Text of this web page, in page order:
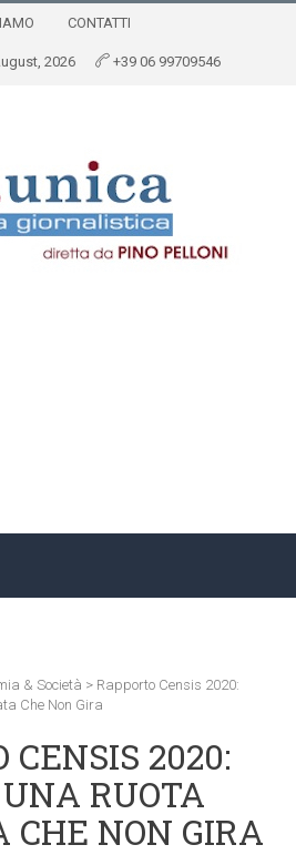
CONTATTI
2026 +39 06 99709546
& Società > Rapporto Censis 2020:
Che Non Gira
CENSIS 2020:
RUOTA
CHE NON GIRA